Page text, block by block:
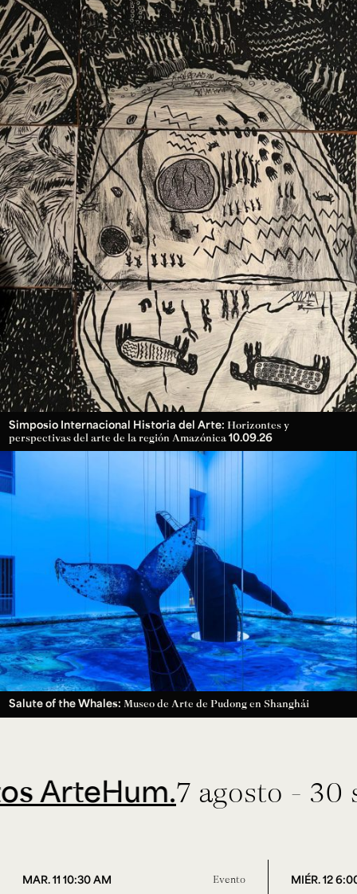
Configuración de cookies
Universidad de los Andes | Vigilada Mineducación.
Reconocimiento como universidad: Decreto 1297 del 30
de mayo de 1964. Reconocimiento de personería jurídica:
Resolución 28 del 23 de febrero de 1949, Minjusticia.
Acreditación institucional de alta calidad, 10 años:
Resolución 000194 del 16 de enero del 2025.
Ext. 2626
Posgrados
Ext. 4925
Educación
Continua
Ext. 4795
Simposio Internacional Historia del Arte: Horizontes y
perspectivas del arte de la región Amazónica 10.09.26
Salute of the Whales: Museo de Arte de Pudong en Shanghái
7 agosto - 30
MAR. 11 10:30 AM Evento MIÉR. 12